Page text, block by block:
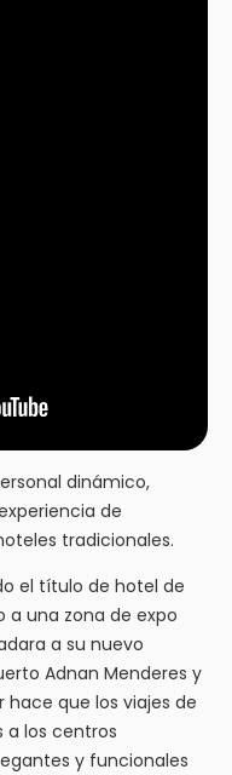
dinámico,
de
tradicionales.
el título de hotel de
una zona de expo
a su nuevo
Adnan Menderes y
hace que los viajes de
a los centros
y funcionales